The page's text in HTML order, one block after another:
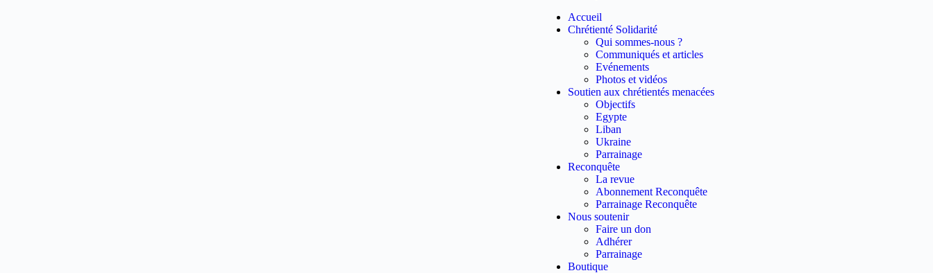
Accueil
Chrétienté Solidarité
Qui sommes-nous ?
Communiqués et articles
Evénements
Photos et vidéos
Soutien aux chrétientés menacées
Objectifs
Egypte
Liban
Ukraine
Parrainage
Reconquête
La revue
Abonnement Reconquête
Parrainage Reconquête
Nous soutenir
Faire un don
Adhérer
Parrainage
Boutique